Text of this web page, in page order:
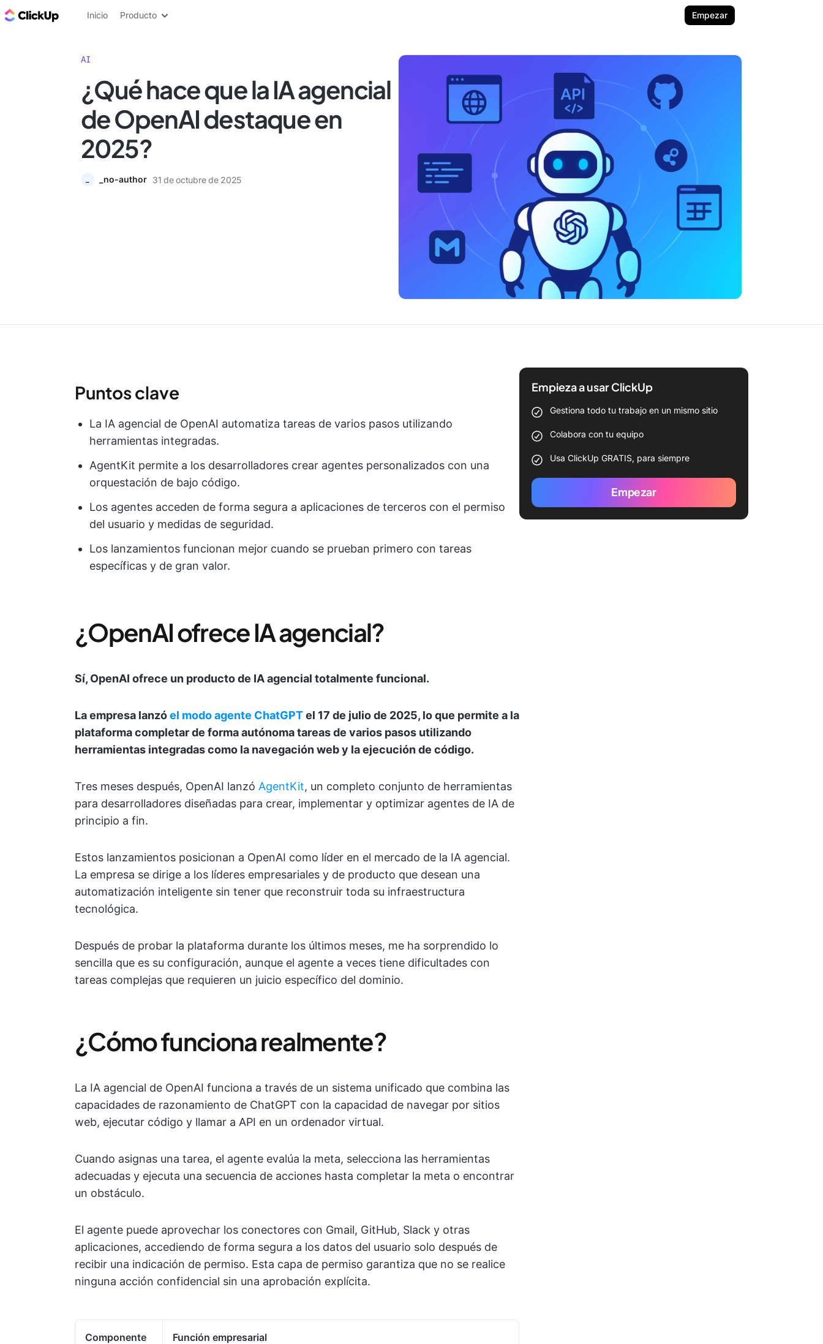
ClickUp Blog
Inicio Producto Empezar
AI
¿Qué hace que la IA agencial
de OpenAI destaque en
2025?
_no-author 31 de octubre de 2025
Puntos clave
La IA agencial de OpenAI automatiza tareas de varios pasos utilizando
herramientas integradas.
AgentKit permite a los desarrolladores crear agentes personalizados con una
orquestación de bajo código.
Los agentes acceden de forma segura a aplicaciones de terceros con el permiso
del usuario y medidas de seguridad.
Los lanzamientos funcionan mejor cuando se prueban primero con tareas
específicas y de gran valor.
¿OpenAI ofrece IA agencial?
Sí, OpenAI ofrece un producto de IA agencial totalmente funcional.
La empresa lanzóel modo agente ChatGPTel 17 de julio de 2025, lo que permite a la
plataforma completar de forma autónoma tareas de varios pasos utilizando
herramientas integradas como la navegación web y la ejecución de código.
Tres meses después, OpenAI lanzó AgentKit, un completo conjunto de herramientas
para desarrolladores diseñadas para crear, implementar y optimizar agentes de IA de
principio a fin.
Estos lanzamientos posicionan a OpenAI como líder en el mercado de la IA agencial.
La empresa se dirige a los líderes empresariales y de producto que desean una
automatización inteligente sin tener que reconstruir toda su infraestructura
tecnológica.
Después de probar la plataforma durante los últimos meses, me ha sorprendido lo
sencilla que es su configuración, aunque el agente a veces tiene dificultades con
tareas complejas que requieren un juicio específico del dominio.
¿Cómo funciona realmente?
La IA agencial de OpenAI funciona a través de un sistema unificado que combina las
capacidades de razonamiento de ChatGPT con la capacidad de navegar por sitios
web, ejecutar código y llamar a API en un ordenador virtual.
Cuando asignas una tarea, el agente evalúa la meta, selecciona las herramientas
adecuadas y ejecuta una secuencia de acciones hasta completar la meta o encontrar
un obstáculo.
El agente puede aprovechar los conectores con Gmail, GitHub, Slack y otras
aplicaciones, accediendo de forma segura a los datos del usuario solo después de
recibir una indicación de permiso. Esta capa de permiso garantiza que no se realice
ninguna acción confidencial sin una aprobación explícita.
Componente Función empresarial
Empieza a usar ClickUp
Gestiona todo tu trabajo en un mismo sitio
Colabora con tu equipo
Usa ClickUp GRATIS, para siempre
Empezar